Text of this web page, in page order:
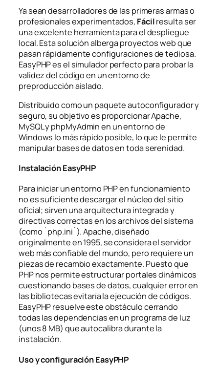
Ya sean desarrolladores de las primeras armas o
profesionales experimentados, Fácilresulta ser
una excelente herramienta para el despliegue
local. Esta solución alberga proyectos web que
pasan rápidamente configuraciones de tediosa.
EasyPHP es el simulador perfecto para probar la
validez del código en un entorno de
preproducción aislado.
Distribuido como un paquete autoconfigurador y
seguro, su objetivo es proporcionar Apache,
MySQL y phpMyAdmin en un entorno de
Windows lo más rápido posible, lo que le permite
manipular bases de datos en toda serenidad.
Instalación EasyPHP
Para iniciar un entorno PHP en funcionamiento
no es suficiente descargar el núcleo del sitio
oficial; sirven una arquitectura integrada y
directivas correctas en los archivos del sistema
(como `php.ini`). Apache, diseñado
originalmente en 1995, se considera el servidor
web más confiable del mundo, pero requiere un
piezas de recambioexactamente. Puesto que
PHP nos permite estructurar portales dinámicos
cuestionando bases de datos, cualquier error en
las bibliotecas evitaría la ejecución de códigos.
EasyPHP resuelve este obstáculo cerrando
todas las dependencias en un programa de luz
(unos 8 MB) que autocalibra durante la
instalación.
Uso y configuración EasyPHP